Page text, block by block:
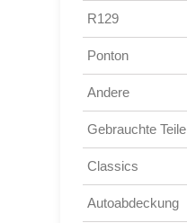
R129
Ponton
Andere
Gebrauchte Teile
Classics
Autoabdeckung